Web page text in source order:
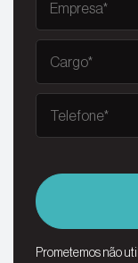
Prometemos não